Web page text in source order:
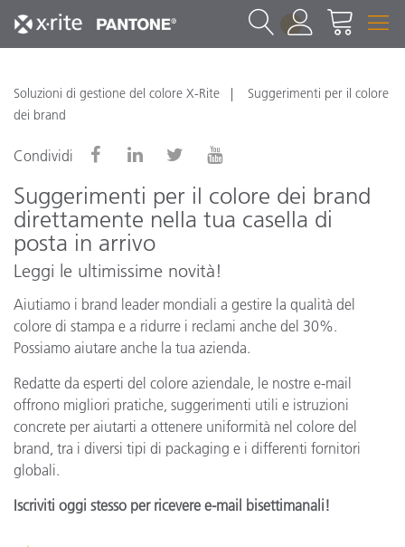
1
Soluzioni di gestione del colore X-Rite
Suggerimenti per il colore
dei brand
Condividi
Suggerimenti per il colore dei brand
direttamente nella tua casella di
posta in arrivo
Leggi le ultimissime novità!
Aiutiamo i brand leader mondiali a gestire la qualità del
colore di stampa e a ridurre i reclami anche del 30%.
Possiamo aiutare anche la tua azienda.
Redatte da esperti del colore aziendale, le nostre e-mail
offrono migliori pratiche, suggerimenti utili e istruzioni
concrete per aiutarti a ottenere uniformità nel colore del
brand, tra i diversi tipi di packaging e i differenti fornitori
globali.
Iscriviti oggi stesso per ricevere e-mail bisettimanali!